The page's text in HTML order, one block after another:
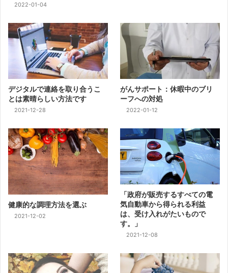
2022-01-04
デジタルで連絡を取り合うこ
とは素晴らしい方法です
2021-12-28
がんサポート：休暇中のブリ
ーフへの対処
2022-01-12
健康的な調理方法を選ぶ
2021-12-02
「政府が販売するすべての電
気自動車から得られる利益
は、受け入れがたいもので
す。」
2021-12-08